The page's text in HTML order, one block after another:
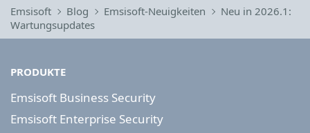
Emsisoft Blog Emsisoft-Neuigkeiten
Neu in 2026.1:
Wartungsupdates
PRODUKTE
Emsisoft Business Security
Emsisoft Enterprise Security